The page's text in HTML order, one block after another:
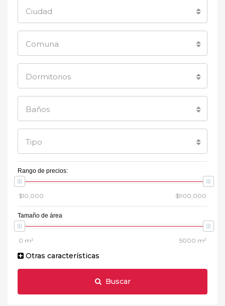
Ciudad
Comuna
Dormitorios
Baños
Tipo
Rango de precios:
Tamaño de área
Otras características
Buscar